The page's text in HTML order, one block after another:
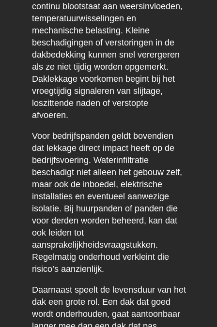
continu blootstaat aan weersinvloeden,
temperatuurwisselingen en
mechanische belasting. Kleine
beschadigingen of verstoringen in de
dakbedekking kunnen snel verergeren
als ze niet tijdig worden opgemerkt.
Daklekkage voorkomen begint bij het
vroegtijdig signaleren van slijtage,
loszittende naden of verstopte
afvoeren.
Voor bedrijfspanden geldt bovendien
dat lekkage direct impact heeft op de
bedrijfsvoering. Waterinfiltratie
beschadigt niet alleen het gebouw zelf,
maar ook de inboedel, elektrische
installaties en eventueel aanwezige
isolatie. Bij huurpanden of panden die
voor derden worden beheerd, kan dat
ook leiden tot
aansprakelijkheidsvraagstukken.
Regelmatig onderhoud verkleint die
risico’s aanzienlijk.
Daarnaast speelt de levensduur van het
dak een grote rol. Een dak dat goed
wordt onderhouden, gaat aantoonbaar